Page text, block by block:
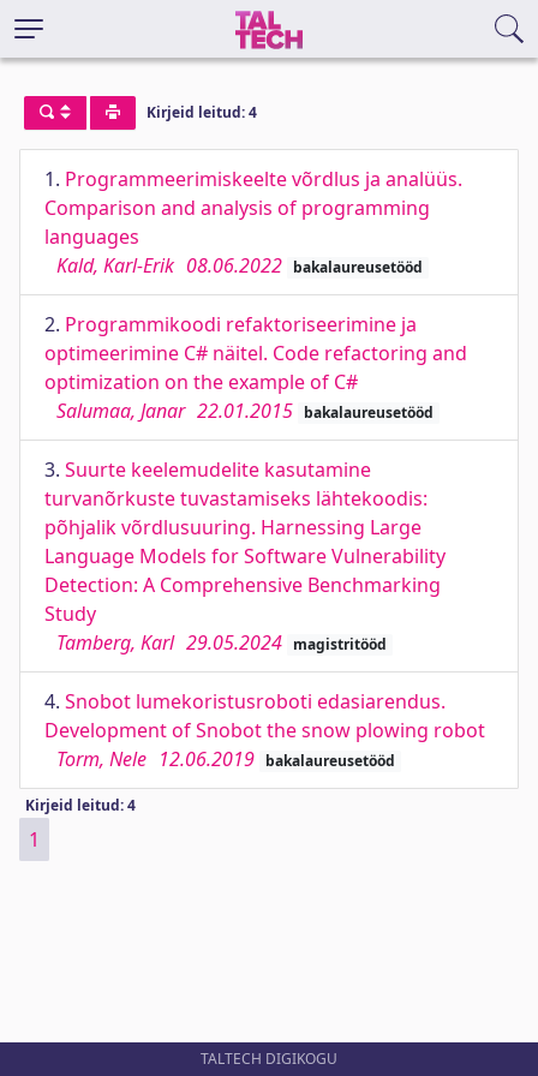
Kirjeid leitud: 4
1. Programmeerimiskeelte võrdlus ja analüüs.
Comparison and analysis of programming
languages
Kald, Karl-Erik 08.06.2022 bakalaureusetööd
2. Programmikoodi refaktoriseerimine ja
optimeerimine C# näitel. Code refactoring and
optimization on the example of C#
Salumaa, Janar 22.01.2015 bakalaureusetööd
3. Suurte keelemudelite kasutamine
turvanõrkuste tuvastamiseks lähtekoodis:
põhjalik võrdlusuuring. Harnessing Large
Language Models for Software Vulnerability
Detection: A Comprehensive Benchmarking
Study
Tamberg, Karl 29.05.2024 magistritööd
4. Snobot lumekoristusroboti edasiarendus.
Development of Snobot the snow plowing robot
Torm, Nele 12.06.2019 bakalaureusetööd
Kirjeid leitud: 4
1
TALTECH DIGIKOGU